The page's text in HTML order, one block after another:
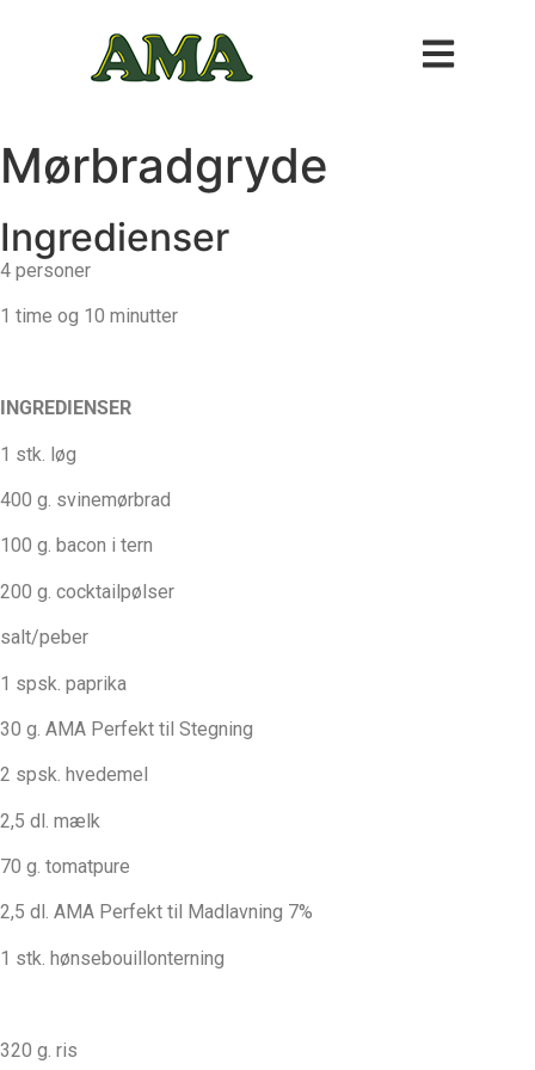
Mørbradgryde
Ingredienser
4 personer
1 time og 10 minutter
INGREDIENSER
1 stk. løg
400 g. svinemørbrad
100 g. bacon i tern
200 g. cocktailpølser
salt/peber
1 spsk. paprika
30 g. AMA Perfekt til Stegning
2 spsk. hvedemel
2,5 dl. mælk
70 g. tomatpure
2,5 dl. AMA Perfekt til Madlavning 7%
1 stk. hønsebouillonterning
320 g. ris